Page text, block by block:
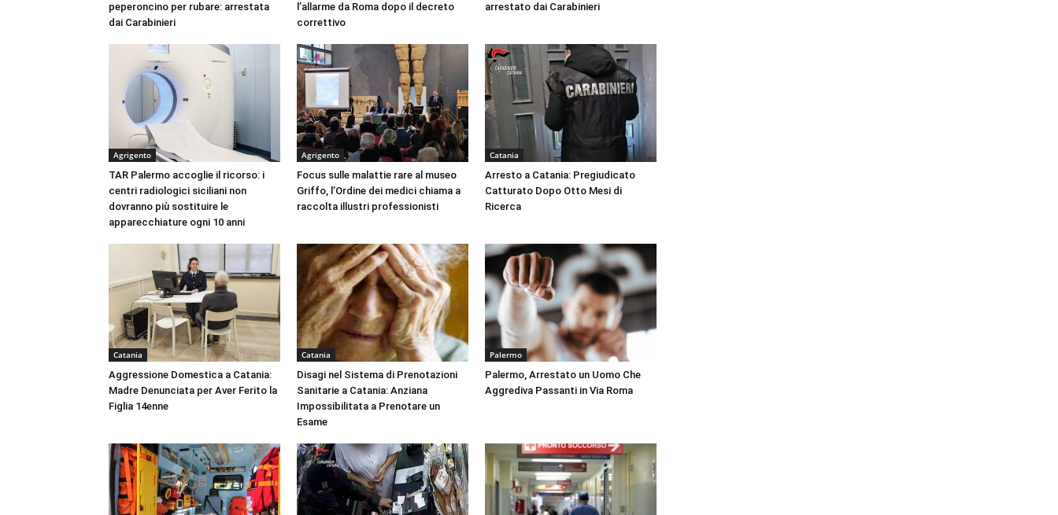
peperoncino per rubare: arrestata
dai Carabinieri
l’allarme da Roma dopo il decreto
correttivo
arrestato dai Carabinieri
Agrigento
TAR Palermo accoglie il ricorso: i
centri radiologici siciliani non
dovranno più sostituire le
apparecchiature ogni 10 anni
Agrigento
Focus sulle malattie rare al museo
Griffo, l’Ordine dei medici chiama a
raccolta illustri professionisti
Catania
Arresto a Catania: Pregiudicato
Catturato Dopo Otto Mesi di
Ricerca
Catania
Aggressione Domestica a Catania:
Madre Denunciata per Aver Ferito la
Figlia 14enne
Catania
Disagi nel Sistema di Prenotazioni
Sanitarie a Catania: Anziana
Impossibilitata a Prenotare un
Esame
Palermo
Palermo, Arrestato un Uomo Che
Aggrediva Passanti in Via Roma